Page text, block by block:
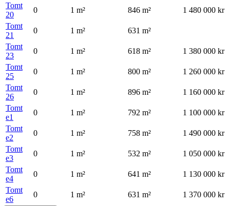
Tomt
20
0 1 m² 846 m²
1 480 000 kr
Tomt
21
0 1 m² 631 m²
Tomt
23
0 1 m² 618 m²
1 380 000 kr
Tomt
25
0 1 m² 800 m²
1 260 000 kr
Tomt
26
0 1 m² 896 m²
1 160 000 kr
Tomt
e1
0 1 m² 792 m²
1 100 000 kr
Tomt
e2
0 1 m² 758 m²
1 490 000 kr
Tomt
e3
0 1 m² 532 m²
1 050 000 kr
Tomt
e4
0 1 m² 641 m²
1 130 000 kr
Tomt
e6
0 1 m² 631 m² 1 370 000 kr